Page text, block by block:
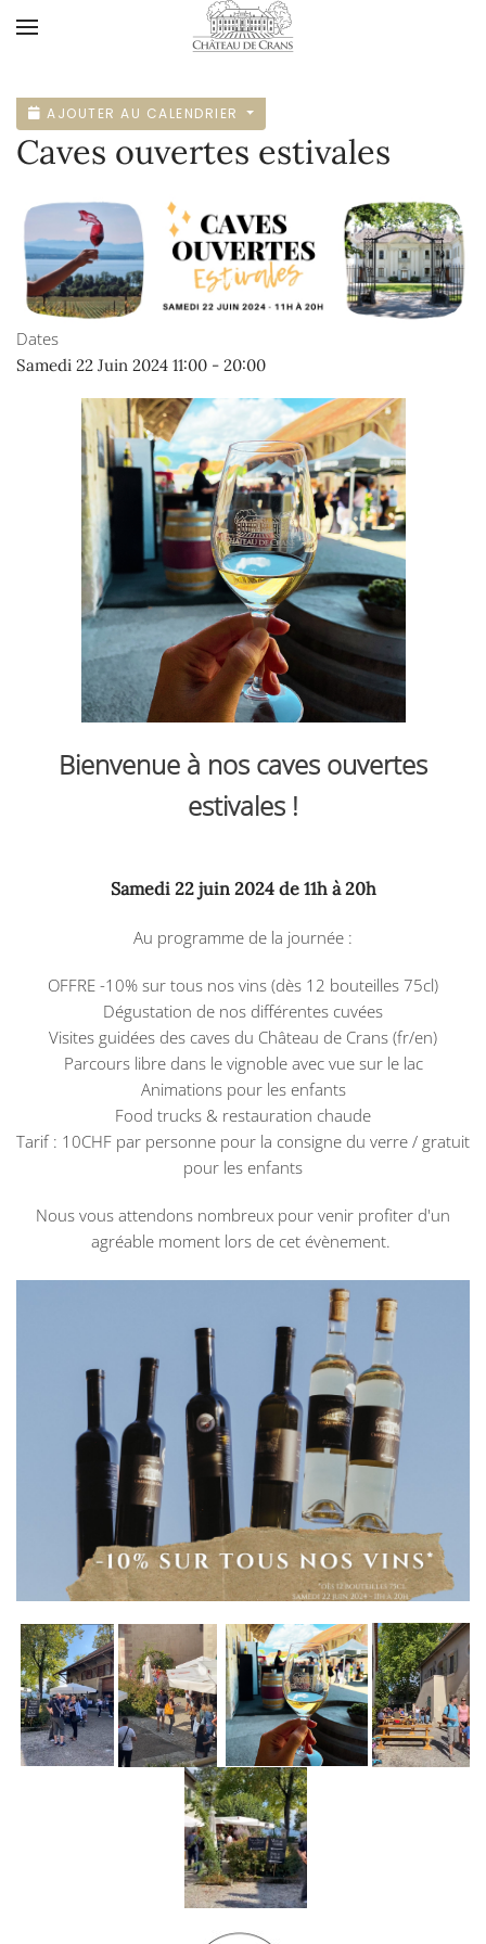
AJOUTER AU CALENDRIER
Caves ouvertes estivales
Dates
Samedi 22 Juin 2024 11:00 - 20:00
Bienvenue à nos caves ouvertes
estivales !
Samedi 22 juin 2024 de 11h à 20h
Au programme de la journée :
OFFRE -10% sur tous nos vins (dès 12 bouteilles 75cl)
Dégustation de nos différentes cuvées
Visites guidées des caves du Château de Crans (fr/en)
Parcours libre dans le vignoble avec vue sur le lac
Animations pour les enfants
Food trucks & restauration chaude
Tarif : 10CHF par personne pour la consigne du verre / gratuit
pour les enfants
Nous vous attendons nombreux pour venir profiter d'un
agréable moment lors de cet évènement.